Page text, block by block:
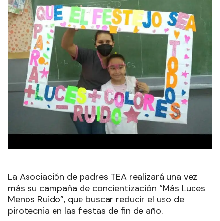
La Asociación de padres TEA realizará una vez
más su campaña de concientización “Más Luces
Menos Ruido”, que buscar reducir el uso de
pirotecnia en las fiestas de fin de año.